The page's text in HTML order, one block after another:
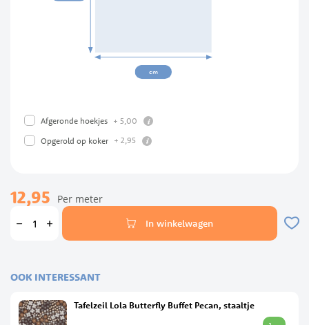
cm
Afgeronde hoekjes + 5, 00 info
Opgerold op koker + 2,95 info
12,95 Per meter
In winkelwagen
OOK INTERESSANT
Tafelzeil Lola Butterfly Buffet Pecan, staaltje